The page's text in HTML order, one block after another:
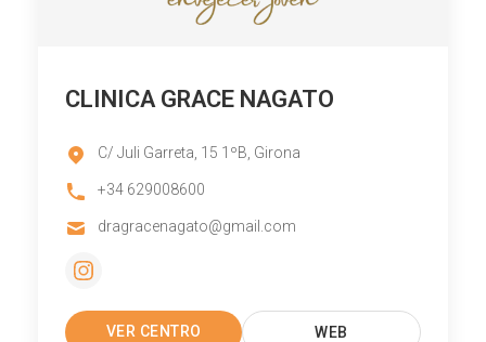
CLINICA GRACE NAGATO
C/ Juli Garreta, 15 1ºB, Girona
+34 629008600
dragracenagato@gmail.com
VER CENTRO WEB